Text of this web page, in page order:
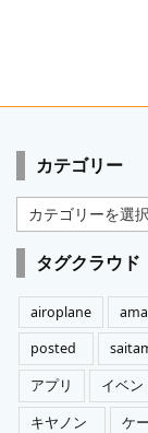
カテゴリー
テ
ゴ
ー
タグクラウド
airoplane
posted
アプリ
イベン
キヤノン
ケ